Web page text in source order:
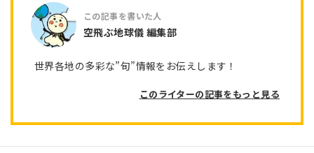
空飛ぶ地球儀 編集部
世界各地の多彩な”旬”情報をお伝えします！
このライターの記事をもっと見る